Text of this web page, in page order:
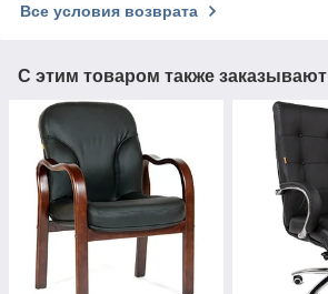
Все условия возврата
С этим товаром также заказывают